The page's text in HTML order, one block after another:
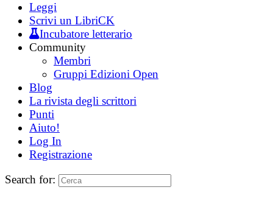
Leggi
Scrivi un LibriCK
Incubatore letterario
Community
Membri
Gruppi Edizioni Open
Blog
La rivista degli scrittori
Punti
Aiuto!
Log In
Registrazione
Search for: